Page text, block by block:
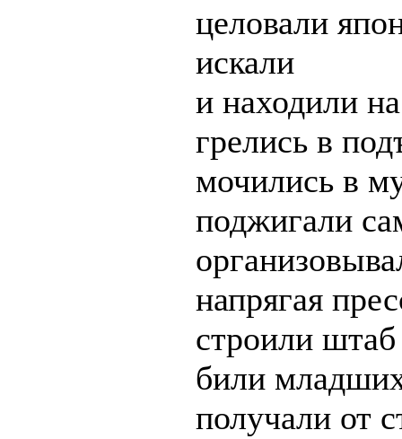
целовали
искали
и находили
грелись в
мочились в
поджигали
напрягая
строили штаб
били
получали от